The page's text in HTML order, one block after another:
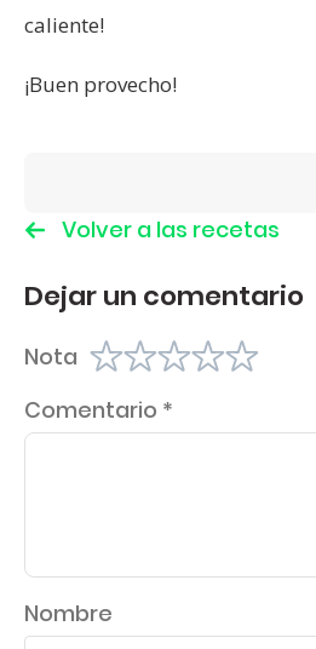
caliente!
¡Buen provecho!
Volver a las recetas
Dejar un comentario
Nota
Comentario *
Nombre